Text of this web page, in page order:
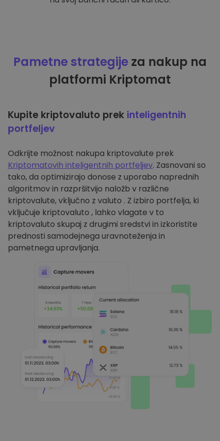
Pametne strategije za nakup na
platformi Kriptomat
Kupite kriptovaluto prek inteligentnih
portfeljev
Odkrijte možnost nakupa kriptovalute prek
Kriptomatovih inteligentnih portfeljev. Zasnovani so
tako, da optimizirajo donose z uporabo naprednih
algoritmov in razpršitvijo naložb v različne
kriptovalute, vključno z valuto . Z izbiro portfelja, ki
vključuje kriptovaluto , lahko vlagate v to
kriptovaluto skupaj z drugimi sredstvi in izkoristite
prednosti samodejnega uravnoteženja in
pametnega upravljanja.